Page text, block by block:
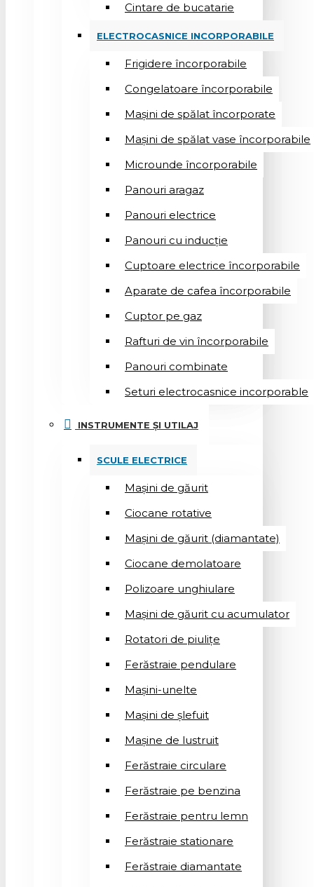
Cintare de bucatarie
ELECTROCASNICE INCORPORABILE
Frigidere încorporabile
Congelatoare încorporabile
Mașini de spălat încorporate
Mașini de spălat vase încorporabile
Microunde încorporabile
Panouri aragaz
Panouri electrice
Panouri cu inducție
Cuptoare electrice încorporabile
Aparate de cafea încorporabile
Cuptor pe gaz
Rafturi de vin încorporabile
Panouri combinate
Seturi electrocasnice incorporable
INSTRUMENTE ȘI UTILAJ
SCULE ELECTRICE
Mașini de găurit
Ciocane rotative
Mașini de găurit (diamantate)
Ciocane demolatoare
Polizoare unghiulare
Mașini de găurit cu acumulator
Rotatori de piuliţe
Ferăstraie pendulare
Mașini-unelte
Mașini de șlefuit
Mașinе de lustruit
Ferăstraie circulare
Ferăstraie pe benzina
Ferăstraie pentru lemn
Ferăstraie stationare
Ferăstraie diamantate